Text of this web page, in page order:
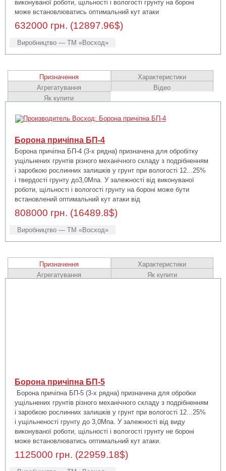
виконуваної роботи, щільності і вологості грунту на бороні
може встановлюватись оптимальний кут атаки
632000 грн. (12897.96$)
Виробництво — ТМ «Восход»
Призначення
Характеристики
Агрегатування
Відео
Як купити
Борона причіпна БП-4
Борона причіпна БП-4 (3-х рядна) призначена для обробітку
ущільнених грунтів різного механічного складу з подрібненням
і заробкою рослинних залишків у грунт при вологості 12...25%
і твердості грунту до3,0Мпа. У залежності від виконуваної
роботи, щільності і вологості грунту на бороні може бути
встановлений оптимальний кут атаки від
808000 грн. (16489.8$)
Виробництво — ТМ «Восход»
Призначення
Характеристики
Агрегатування
Як купити
Борона причіпна БП-5
Борона причіпна БП-5 (3-х рядна) призначена для обробки
ущільнених грунтів різного механічного складу з подрібненням
і заробкою рослинних залишків у грунт при вологості 12...25%
і ущільненості грунту до 3,0Мпа. У залежності від виду
виконуваної роботи, щільності і вологості грунту не бороні
може встановлюватись оптимальний кут атаки.
1125000 грн. (22959.18$)